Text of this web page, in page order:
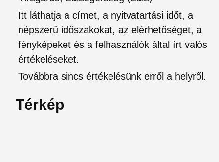
Itt láthatja a címet, a nyitvatartási időt, a
népszerű időszakokat, az elérhetőséget, a
fényképeket és a felhasználók által írt valós
értékeléseket.
Továbbra sincs értékelésünk erről a helyről.
Térkép